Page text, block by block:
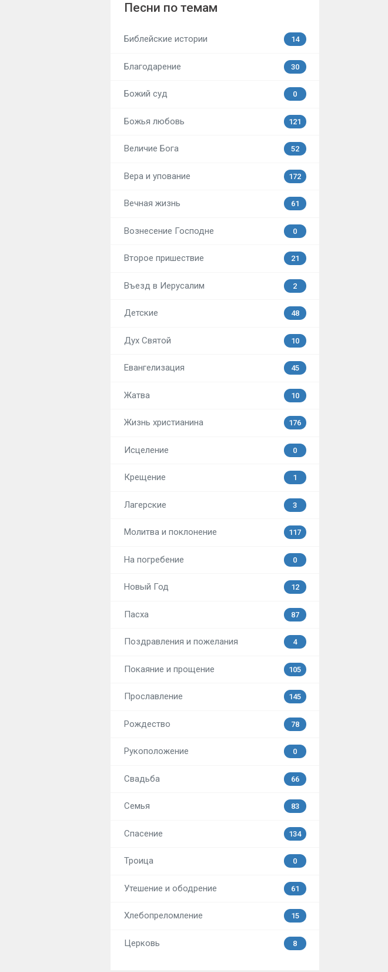
Песни по темам
Библейские истории 14
Благодарение 30
Божий суд 0
Божья любовь 121
Величие Бога 52
Вера и упование 172
Вечная жизнь 61
Вознесение Господне 0
Второе пришествие 21
Въезд в Иерусалим 2
Детские 48
Дух Святой 10
Евангелизация 45
Жатва 10
Жизнь христианина 176
Исцеление 0
Крещение 1
Лагерские 3
Молитва и поклонение 117
На погребение 0
Новый Год 12
Пасха 87
Поздравления и пожелания 4
Покаяние и прощение 105
Прославление 145
Рождество 78
Рукоположение 0
Свадьба 66
Семья 83
Спасение 134
Троица 0
Утешение и ободрение 61
Хлебопреломление 15
Церковь 8